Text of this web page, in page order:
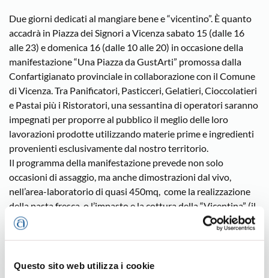
Questo sito web utilizza i cookie
Due giorni dedicati al mangiare bene e “vicentino”. È quanto
accadrà in Piazza dei Signori a Vicenza sabato 15 (dalle 16
alle 23) e domenica 16 (dalle 10 alle 20) in occasione della
manifestazione “Una Piazza da GustArti” promossa dalla
Confartigianato provinciale in collaborazione con il Comune
di Vicenza. Tra Panificatori, Pasticceri, Gelatieri, Cioccolatieri
e Pastai più i Ristoratori, una sessantina di operatori saranno
impegnati per proporre al pubblico il meglio delle loro
lavorazioni prodotte utilizzando materie prime e ingredienti
provenienti esclusivamente dal nostro territorio.
Il programma della manifestazione prevede non solo
occasioni di assaggio, ma anche dimostrazioni dal vivo,
nell’area-laboratorio di quasi 450mq, come la realizzazione
della pasta fresca, o l’impasto e la cottura della “Vicentina” (il
nuovo tipo di pane realizzato dai fornai), o la creazione di
delizie dell’arte pasticcera e gelatiera. Dal canto suo, il gruppo
interpretando i vari modi di abbinare tali prodotti ad altri